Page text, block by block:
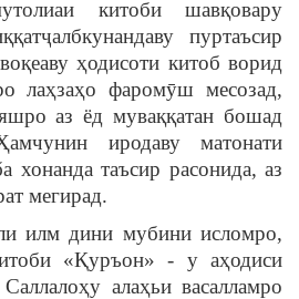
китоби шавқовару
пуртаъсир
ҳодисоти китоб ворид
лаҳзаҳо фаромӯш месозад,
аз ёд муваққатан бошад
иродаву матонати
хонанда таъсир расонида, аз
мегирад.
илм дини мубини исломро,
«Қуръон» - у аҳодиси
алаҳьи васалламро